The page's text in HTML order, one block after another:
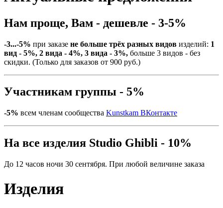
Нам проще, Вам - дешевле - 3-5%
-3...-5% при заказе не больше трёх разных видов изделий: 1
вид - 5%, 2 вида - 4%, 3 вида - 3%, больше 3 видов - без
скидки. (Только для заказов от 900 руб.)
Участникам группы - 5%
-5% всем членам сообщества Kunstkam ВКонтакте
На все изделия Studio Ghibli - 10%
До 12 часов ночи 30 сентября. При любой величине заказа
Изделия